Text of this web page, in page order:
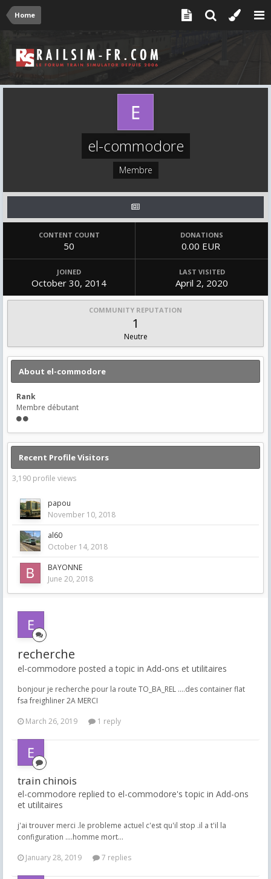
Home
el-commodore
Membre
CONTENT COUNT
50
DONATIONS
0.00 EUR
JOINED
October 30, 2014
LAST VISITED
April 2, 2020
COMMUNITY REPUTATION
1
Neutre
About el-commodore
Rank
Membre débutant
Recent Profile Visitors
3,190 profile views
papou
November 10, 2018
al60
October 14, 2018
BAYONNE
June 20, 2018
recherche
el-commodore posted a topic in Add-ons et utilitaires
bonjour je recherche pour la route TO_BA_REL ....des container flat
fsa freighliner 2A MERCI
March 26, 2019
1 reply
train chinois
el-commodore replied to el-commodore's topic in Add-ons
et utilitaires
j'ai trouver merci .le probleme actuel c'est qu'il stop .il a t'il la
configuration ....homme mort...
January 28, 2019
7 replies